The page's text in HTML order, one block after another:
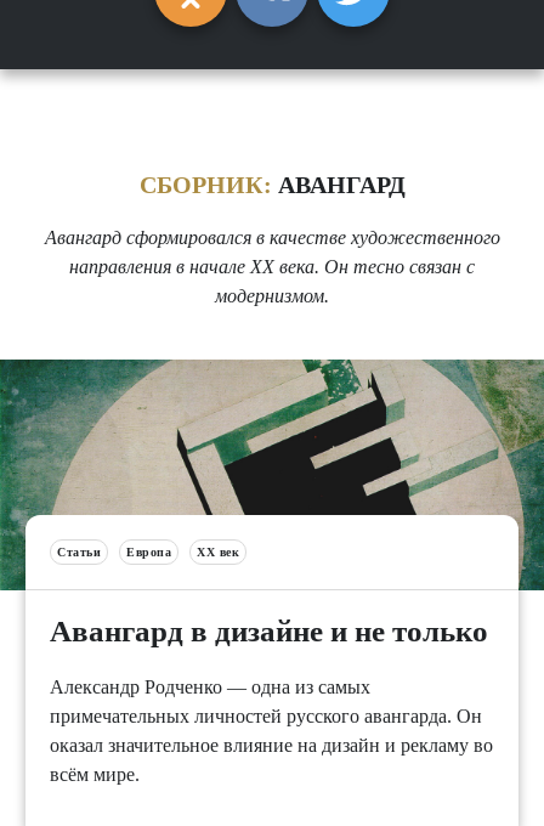
СБОРНИК: АВАНГАРД
Авангард сформировался в качестве художественного
направления в начале XX века. Он тесно связан с
модернизмом.
Статьи Европа XX век
Авангард в дизайне и не только
Александр Родченко — одна из самых
примечательных личностей русского авангарда. Он
оказал значительное влияние на дизайн и рекламу во
всём мире.